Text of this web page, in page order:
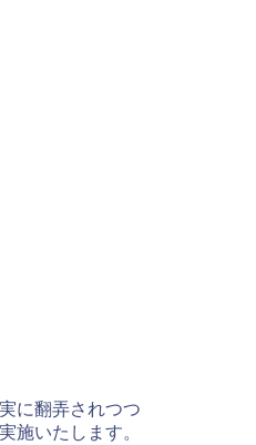
に翻弄されつつ
施いたします。